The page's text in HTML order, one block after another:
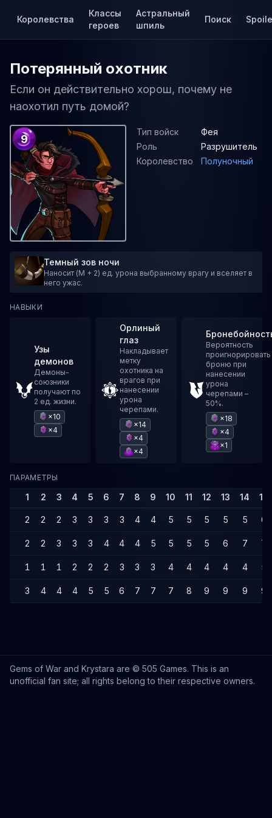
Королевства
Классы
героев
Астральный
шпиль
Поиск
Потерянный охотник
Если он действительно хорош, почему не
наохотил путь домой?
9
Тип войск
Фея
Роль
Разрушитель
Королевство
Полуночный
Темный зов ночи
Наносит (M + 2) ед. урона выбранному врагу и вселяет в
него ужас.
НАВЫКИ
Узы
демонов
Демоны-
союзники
получают по
2 ед. жизни.
×10
×4
Орлиный
глаз
Накладывает
метку
охотника на
врагов при
нанесении
урона
черепами.
×14
×4
×4
Вероятность
проигнорировать
броню при
нанесении
урона
черепами –
50%.
×18
×4
×1
ПАРАМЕТРЫ
1 2 3 4 5 6 7 8 9 10 11 12 13 14 15
2 2 2 3 3 3 3 4 4 5 5 5 5 5 6
2 2 3 3 3 4 4 4 5 5 5 5 6 7 7
1 1 1 2 2 2 3 3 3 4 4 4 4 4 5
3 4 4 4 5 5 6 7 7 7 8 9 9 9 9
Gems of War and Krystara are © 505 Games. This is an
unofficial fan site; all rights belong to their respective owners.